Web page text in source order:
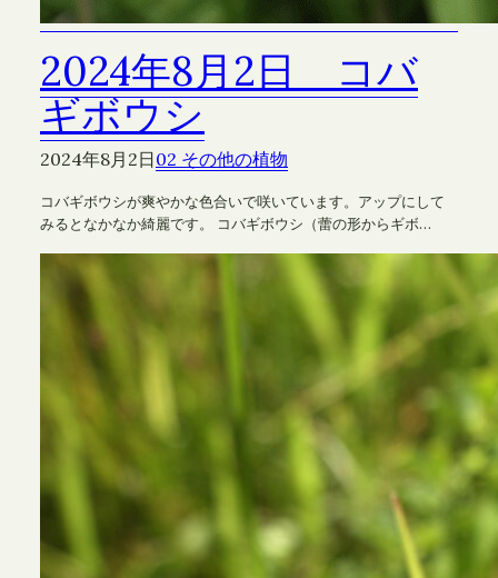
2024年8月2日 コバ
ギボウシ
2024年8月2日02 その他の植物
コバギボウシが爽やかな色合いで咲いています。アップにして
みるとなかなか綺麗です。 コバギボウシ（蕾の形からギボ…